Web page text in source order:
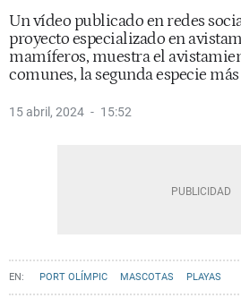
Un vídeo publicado en redes
proyecto especializado en
mamíferos, muestra el
comunes, la segunda especie
15 abril, 2024 15:52
PORT OLÍMPIC MASCOTAS PLAYAS